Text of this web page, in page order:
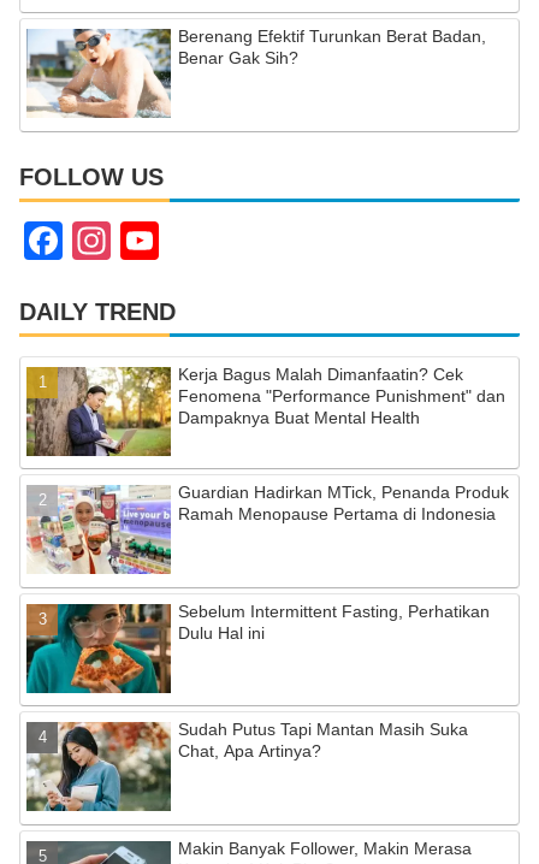
Berenang Efektif Turunkan Berat Badan,
Benar Gak Sih?
FOLLOW US
F
c
e
b
o
o
k
In
a
gr
a
m
u
T
u
b
e
C
h
a
n
n
el
DAILY TREND
Kerja Bagus Malah Dimanfaatin? Cek
Fenomena "Performance Punishment" dan
Dampaknya Buat Mental Health
Guardian Hadirkan MTick, Penanda Produk
Ramah Menopause Pertama di Indonesia
Sebelum Intermittent Fasting, Perhatikan
Dulu Hal ini
Sudah Putus Tapi Mantan Masih Suka
Chat, Apa Artinya?
Makin Banyak Follower, Makin Merasa